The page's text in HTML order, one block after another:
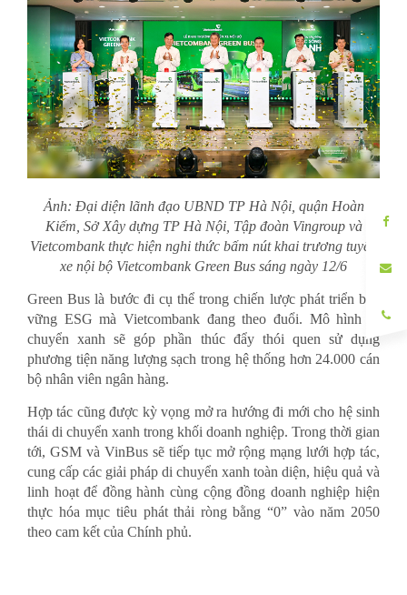
Ảnh: Đại diện lãnh đạo UBND TP Hà Nội, quận Hoàn
Kiếm, Sở Xây dựng TP Hà Nội, Tập đoàn Vingroup và
Vietcombank thực hiện nghi thức bấm nút khai trương tuyến
xe nội bộ Vietcombank Green Bus sáng ngày 12/6
Green Bus là bước đi cụ thể trong chiến lược phát triển bền
vững ESG mà Vietcombank đang theo đuổi. Mô hình di
chuyển xanh sẽ góp phần thúc đẩy thói quen sử dụng
phương tiện năng lượng sạch trong hệ thống hơn 24.000 cán
bộ nhân viên ngân hàng.
Hợp tác cũng được kỳ vọng mở ra hướng đi mới cho hệ sinh
thái di chuyển xanh trong khối doanh nghiệp. Trong thời gian
tới, GSM và VinBus sẽ tiếp tục mở rộng mạng lưới hợp tác,
cung cấp các giải pháp di chuyển xanh toàn diện, hiệu quả và
linh hoạt để đồng hành cùng cộng đồng doanh nghiệp hiện
thực hóa mục tiêu phát thải ròng bằng “0” vào năm 2050
theo cam kết của Chính phủ.